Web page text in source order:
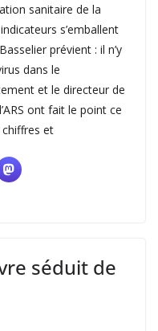
sanitaire de la
s’emballent
prévient : il n’y
dans le
et le directeur de
ont fait le point ce
et
séduit de